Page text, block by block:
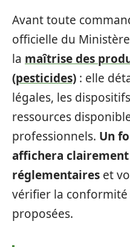
Avant toute
officielle du
la maîtrise des
(pesticides) : elle
légales, les
ressources
professionnels. Un
affichera clairement
réglementaires et
vérifier la conformité
proposées.